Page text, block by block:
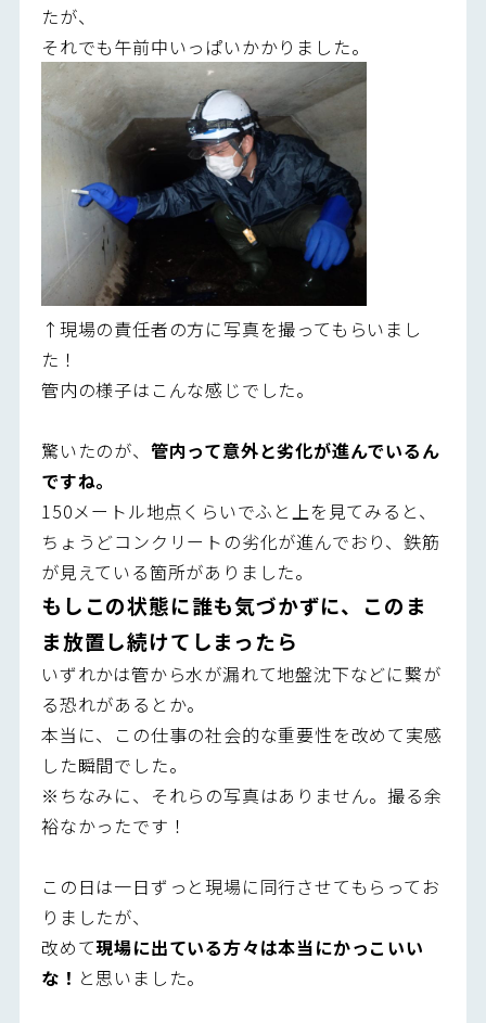
たが、
それでも午前中いっぱいかかりました。
↑現場の責任者の方に写真を撮ってもらいまし
た！
管内の様子はこんな感じでした。
驚いたのが、 管内って意外と劣化が進んでいるん
ですね。
150メートル地点くらいでふと上を見てみると、
ちょうどコンクリートの劣化が進んでおり、鉄筋
が見えている箇所がありました。
もしこの状態に誰も気づかずに、このま
ま放置し続けてしまったら
いずれかは管から水が漏れて地盤沈下などに繋が
る恐れがあるとか。
本当に、この仕事の社会的な重要性を改めて実感
した瞬間でした。
※ちなみに、それらの写真はありません。撮る余
裕なかったです！
この日は一日ずっと現場に同行させてもらってお
りましたが、
改めて現場に出ている方々は本当にかっこいい
な！ と思いました。